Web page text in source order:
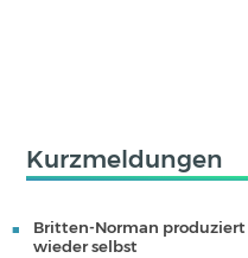
Kurzmeldungen
Britten-Norman
wieder selbst